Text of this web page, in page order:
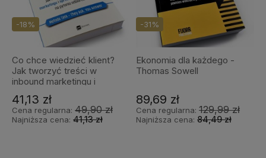
Co chce wiedzieć klient?
Jak tworzyć treści w
inbound marketingu i
na pytania odbiorców -
Marcus Sheridan
41,13 zł
-18%
Cena regularna: 49,90 zł
Najniższa cena: 41,13 zł
Ekonomia dla każdego -
Thomas Sowell
89,69 zł
-31%
Cena regularna: 129,99 zł
Najniższa cena: 84,49 zł